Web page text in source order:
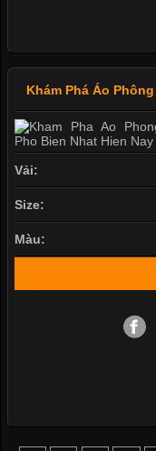
Khám Phá Áo
Vải:
Size:
Màu: